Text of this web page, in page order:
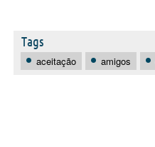
Tags
aceitação amigos